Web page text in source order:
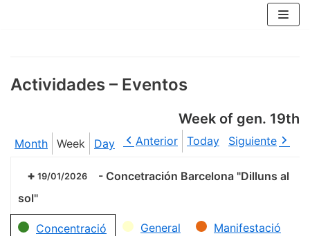
Actividades – Eventos
Week of gen. 19th
Month Week Day Anterior Today Siguiente
19/01/2026 - Concetración Barcelona "Dilluns al
sol"
Categories
Concentració General Manifestació